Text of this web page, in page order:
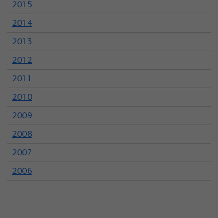
2015
2014
2013
2012
2011
2010
2009
2008
2007
2006